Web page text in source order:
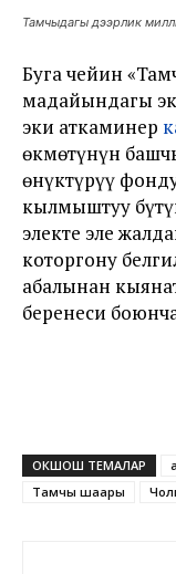
Тамчыдагы дээрлик
Буга чейин
маңдайындагы
эки аткаминер
өкмөтүнүн
өнүктүрүү
кылмыштуу
электе эле
которгону
абалынан
беренеси
ОКШОШ ТЕМАЛАР
Тамчы шаары